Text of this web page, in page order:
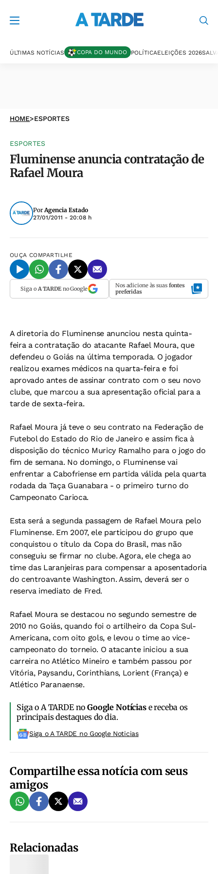
ÚLTIMAS NOTÍCIAS COPA DO MUNDO POLÍTICAELEIÇÕES 2026
HOME>ESPORTES
ESPORTES
Fluminense anuncia contratação de
Rafael Moura
PorAgencia Estado
27/01/2011 - 20:08 h
OUÇA COMPARTILHE
Siga o A TARDEno Google Nos adicione às suas fontes
preferidas
A diretoria do Fluminense anunciou nesta quinta-
feira a contratação do atacante Rafael Moura, que
defendeu o Goiás na última temporada. O jogador
realizou exames médicos na quarta-feira e foi
aprovado antes de assinar contrato com o seu novo
clube, que marcou a sua apresentação oficial para a
tarde de sexta-feira.
Rafael Moura já teve o seu contrato na Federação de
Futebol do Estado do Rio de Janeiro e assim fica à
disposição do técnico Muricy Ramalho para o jogo do
fim de semana. No domingo, o Fluminense vai
enfrentar a Cabofriense em partida válida pela quarta
rodada da Taça Guanabara - o primeiro turno do
Campeonato Carioca.
Esta será a segunda passagem de Rafael Moura pelo
Fluminense. Em 2007, ele participou do grupo que
conquistou o título da Copa do Brasil, mas não
conseguiu se firmar no clube. Agora, ele chega ao
time das Laranjeiras para compensar a aposentadoria
do centroavante Washington. Assim, deverá ser o
reserva imediato de Fred.
Rafael Moura se destacou no segundo semestre de
2010 no Goiás, quando foi o artilheiro da Copa Sul-
Americana, com oito gols, e levou o time ao vice-
campeonato do torneio. O atacante iniciou a sua
carreira no Atlético Mineiro e também passou por
Vitória, Paysandu, Corinthians, Lorient (França) e
Atlético Paranaense.
Siga o A TARDE noGoogle Notíciase receba os
principais destaques do dia.
Siga o A TARDE no Google Noticias
Compartilhe essa notícia com seus
amigos
Relacionadas